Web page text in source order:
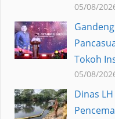
05/08/
Tokoh
05/08/
Dinas